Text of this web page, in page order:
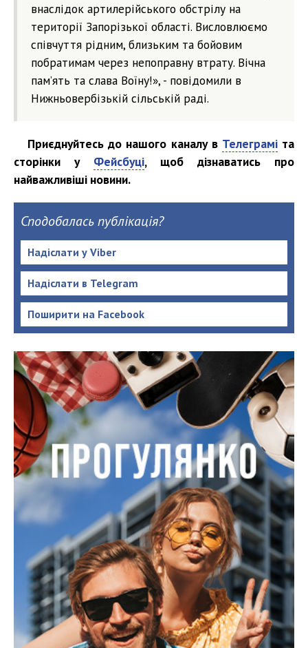
внаслідок артилерійського обстрілу на
території Запорізької області. Висловлюємо
співчуття рідним, близьким та бойовим
побратимам через непоправну втрату. Вічна
пам’ять та слава Воїну!», - повідомили в
Нижньовербізькій сільській раді.
Приєднуйтесь до нашого каналу в Телеграміта
сторінки у Фейсбуці, щоб дізнаватись про
найважливіші новини.
Сподобалась публікація?
Надіслати у Viber
Надіслати в Telegram
Поширити на Facebook